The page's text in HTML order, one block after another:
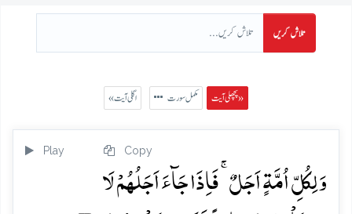
تلاش کریں
پچھلی آیت » مکمل سورت « اگلی آیت
Play Copy
وَ لِکُلِّ اُمَّۃٍ اَجَلٌ ۚ فَاِذَا جَآءَ اَجَلُہُمۡ لَا